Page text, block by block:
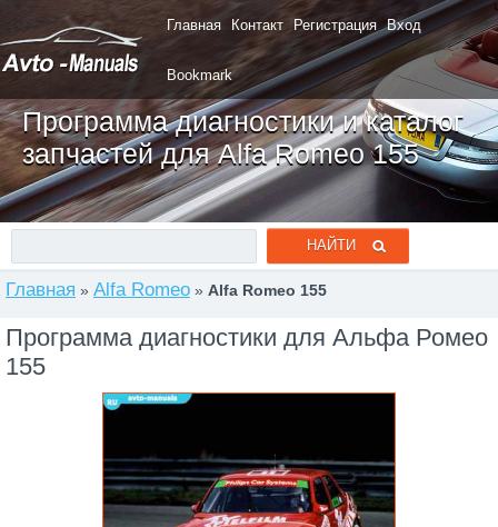
Главная Контакт Регистрация Вход
Bookmark
Программа диагностики и каталог
запчастей для Alfa Romeo 155
Главная » Alfa Romeo » Alfa Romeo 155
Программа диагностики для Альфа Ромео
155